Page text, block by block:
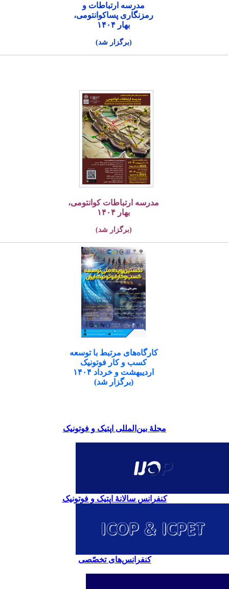
مدرسه ارتباطات و
رمزنگاری پساکوانتومی،
بهار ۱۴۰۴
(برگزار شد)
مدرسه ارتباطات کوانتومی،
بهار ۱۴۰۴
(برگزار شد)
کارگاه‌های مرتبط با توسعه
کسب و کار فوتونیک
اردیبهشت و خرداد ۱۴۰۴
(برگزار شد)
مجلۀ بین‌المللی اپتیک و فوتونیک
کنفرانس سالانۀ اپتیک و فوتونیک
کنفرانس‌های تخصّصی